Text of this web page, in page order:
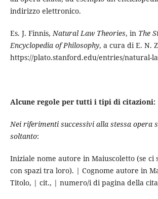
indirizzo elettronico.
Es. J. Finnis,Natural Law Theories, in The
Encyclopedia of Philosophy, a cura di E. N.
https://plato.stanford.edu/entries/natural-
Alcune regole per tutti i tipi di citazioni:
Nei riferimenti successivi alla stessa opera
soltanto:
Iniziale nome autore in Maiuscoletto (se ci
con spazi tra loro). | Cognome autore in
Titolo, | cit., | numero/i di pagina della